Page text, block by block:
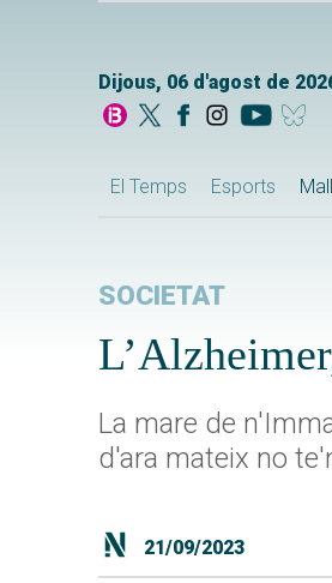
Dijous, 06 d'agost de
El Temps Esports
SOCIETAT
La mare de
d'ara mateix no
21/09/2023